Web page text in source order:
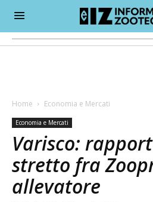
Home Economia e Mercati
Economia e Mercati
Varisco:
stretto fra
allevatore